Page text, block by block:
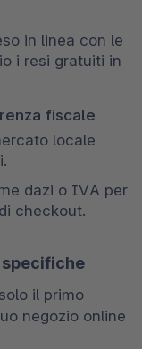
in linea con le
i resi gratuiti in
fiscale
locale
dazi o IVA per
checkout.
il primo
negozio online